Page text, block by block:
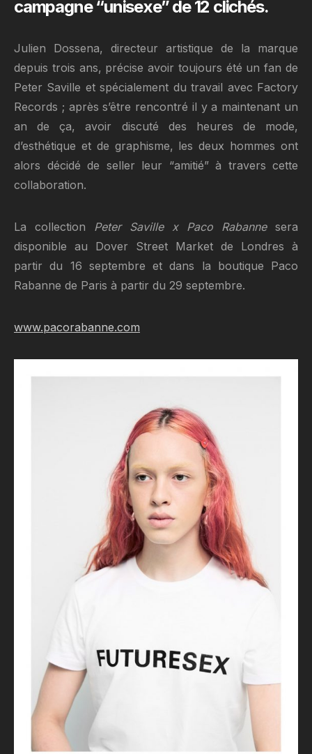
campagne “unisexe” de 12 clichés.
Julien Dossena, directeur artistique de la marque
depuis trois ans, précise avoir toujours été un fan de
Peter Saville et spécialement du travail avec Factory
Records ; après s’être rencontré il y a maintenant un
an de ça, avoir discuté des heures de mode,
d’esthétique et de graphisme, les deux hommes ont
alors décidé de seller leur “amitié” à travers cette
collaboration.
La collection Peter Saville x Paco Rabannesera
disponible au Dover Street Market de Londres à
partir du 16 septembre et dans la boutique Paco
Rabanne de Paris à partir du 29 septembre.
www.pacorabanne.com